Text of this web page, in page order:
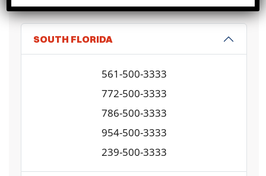
SOUTH FLORIDA
561-500-3333
772-500-3333
786-500-3333
954-500-3333
239-500-3333